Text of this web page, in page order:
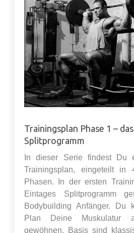
Trainingsplan Phase 1 –
Splitprogramm
In dieser Serie findest Du
Trainingsplan, eingeteilt in
Phasen. In der ersten
Eintages Splitprogramm
Bodybuilding Anfänger. Du
Plan Deine Muskulatur
gewöhnen. Basis sind